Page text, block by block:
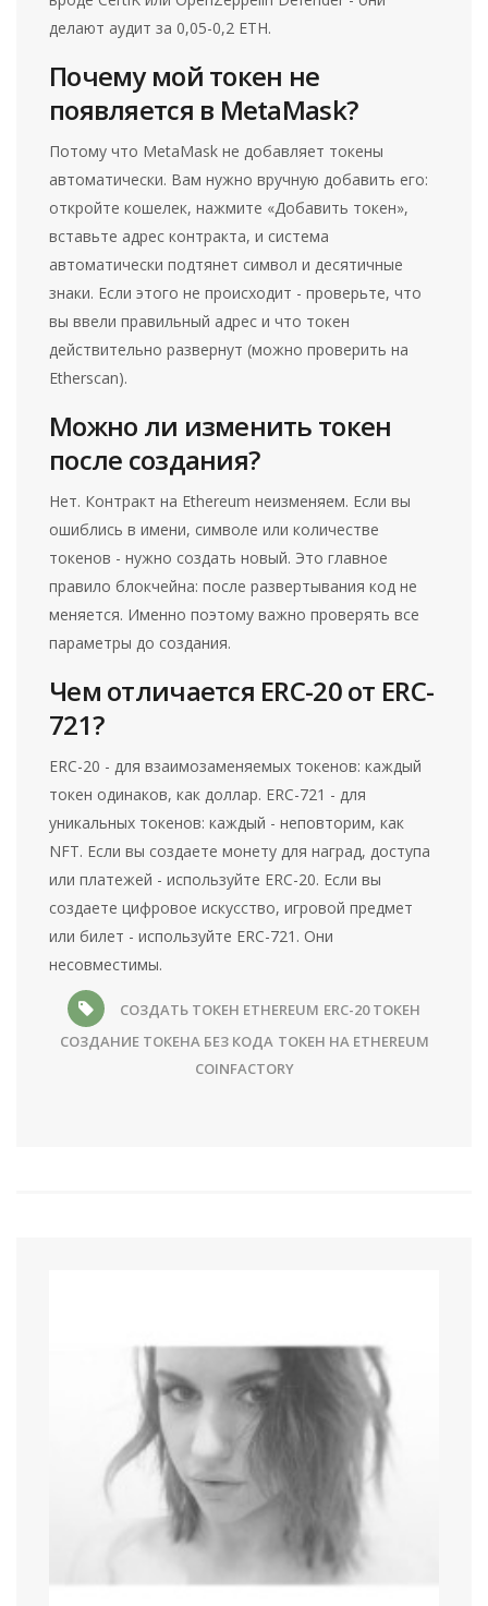
делают аудит за 0,05-0,2 ETH.
Почему мой токен не
появляется в MetaMask?
Потому что MetaMask не добавляет токены
автоматически. Вам нужно вручную добавить его:
откройте кошелек, нажмите «Добавить токен»,
вставьте адрес контракта, и система
автоматически подтянет символ и десятичные
знаки. Если этого не происходит - проверьте, что
вы ввели правильный адрес и что токен
действительно развернут (можно проверить на
Etherscan).
Можно ли изменить токен
после создания?
Нет. Контракт на Ethereum неизменяем. Если вы
ошиблись в имени, символе или количестве
токенов - нужно создать новый. Это главное
правило блокчейна: после развертывания код не
меняется. Именно поэтому важно проверять все
параметры до создания.
Чем отличается ERC-20 от ERC-
721?
ERC-20 - для взаимозаменяемых токенов: каждый
токен одинаков, как доллар. ERC-721 - для
уникальных токенов: каждый - неповторим, как
NFT. Если вы создаете монету для наград, доступа
или платежей - используйте ERC-20. Если вы
создаете цифровое искусство, игровой предмет
или билет - используйте ERC-721. Они
несовместимы.
СОЗДАТЬ ТОКЕН ETHEREUM ERC-20 ТОКЕН
СОЗДАНИЕ ТОКЕНА БЕЗ КОДА ТОКЕН НА ETHEREUM
COINFACTORY